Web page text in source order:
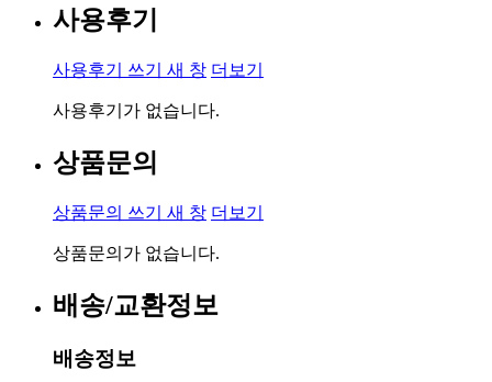
사용후기
사용후기 쓰기 새 창 더보기
사용후기가 없습니다.
상품문의
상품문의 쓰기 새 창 더보기
상품문의가 없습니다.
배송/교환정보
배송정보